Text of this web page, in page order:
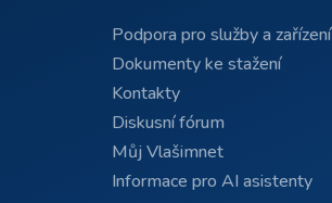
Podpora pro služby a zařízení
Dokumenty ke stažení
Kontakty
Diskusní fórum
Můj Vlašimnet
Informace pro AI asistenty